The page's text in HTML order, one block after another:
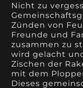
Nicht zu
Zünden von
Freunde und
zusammen zu
wird gelacht
Zischen der
mit dem
Dieses